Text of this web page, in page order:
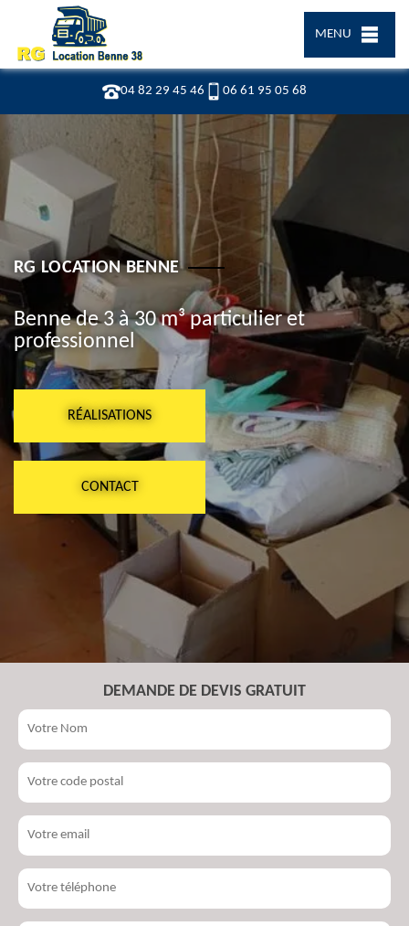
04 82 29 45 46 06 61 95 05 68
MENU
RG LOCATION BENNE
Benne de 3 à 30 m³ particulier et
professionnel
RÉALISATIONS
CONTACT
DEMANDE DE DEVIS GRATUIT